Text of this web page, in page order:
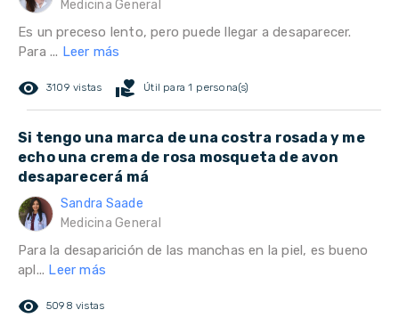
Medicina General
Es un preceso lento, pero puede llegar a desaparecer.
Para ... Leer más
remove_red_eye 3109 vistas volunteer_activism Útil para 1 persona(s)
Si tengo una marca de una costra rosada y me
echo una crema de rosa mosqueta de avon
desaparecerá má
Sandra Saade
Medicina General
Para la desaparición de las manchas en la piel, es bueno
apl... Leer más
remove_red_eye 5098 vistas